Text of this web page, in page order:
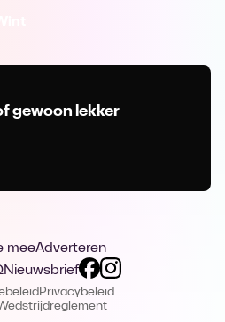
gewoon lekker
meeAdverteren
Nieuwsbrief
Privacybeleid